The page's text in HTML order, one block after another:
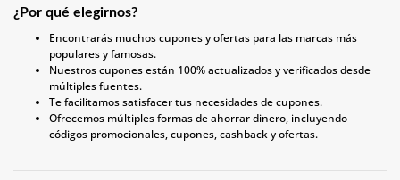
¿Por qué elegirnos?
Encontrarás muchos cupones y ofertas para las marcas más
populares y famosas.
Nuestros cupones están 100% actualizados y verificados desde
múltiples fuentes.
Te facilitamos satisfacer tus necesidades de cupones.
Ofrecemos múltiples formas de ahorrar dinero, incluyendo
códigos promocionales, cupones, cashback y ofertas.